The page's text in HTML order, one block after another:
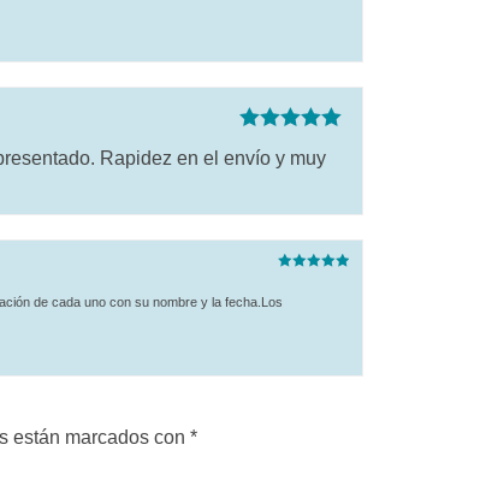
Valorado con
5de 5
Rapidez en el envío y muy
de cada uno con su nombre y la fecha.Los
están marcados con *